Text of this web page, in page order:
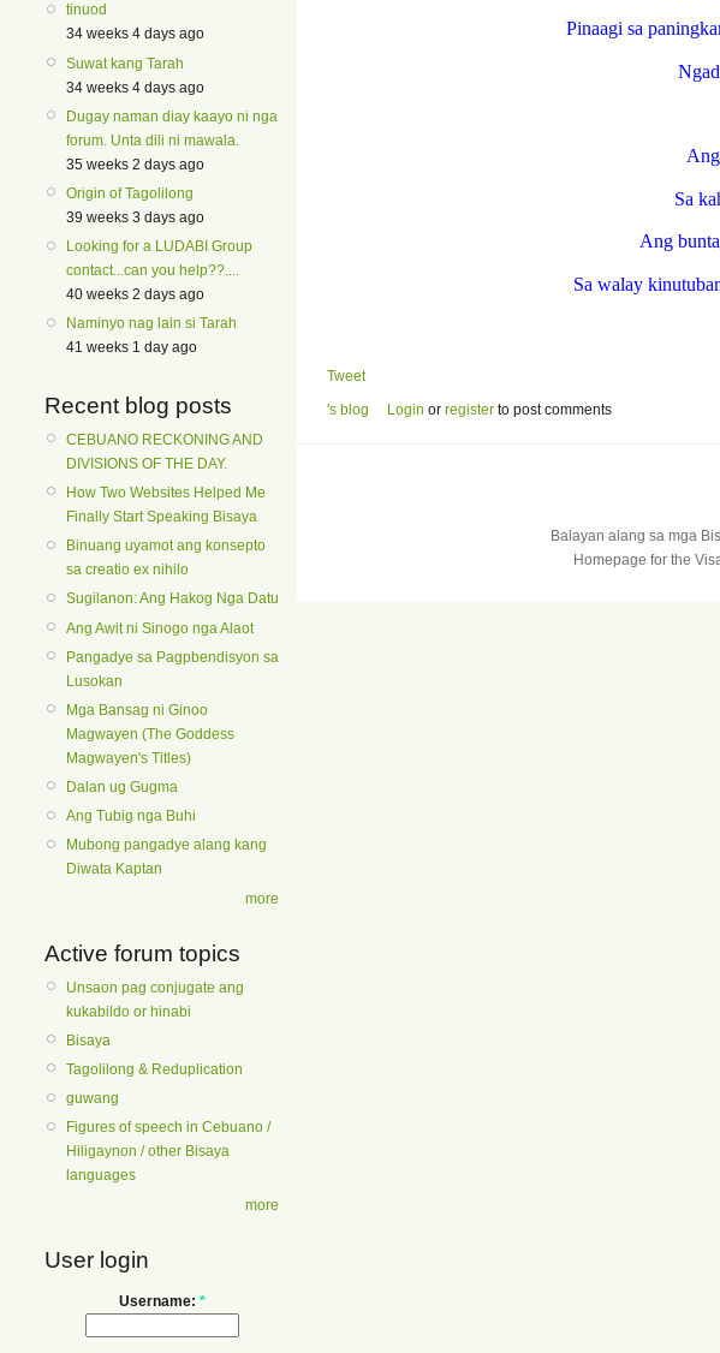
tinuod
34 weeks 4 days ago
Suwat kang Tarah
34 weeks 4 days ago
Dugay naman diay kaayo ni nga
forum. Unta dili ni mawala.
35 weeks 2 days ago
Origin of Tagolilong
39 weeks 3 days ago
Looking for a LUDABI Group
contact...can you help??....
40 weeks 2 days ago
Naminyo nag lain si Tarah
41 weeks 1 day ago
Recent blog posts
CEBUANO RECKONING AND
DIVISIONS OF THE DAY.
How Two Websites Helped Me
Finally Start Speaking Bisaya
Binuang uyamot ang konsepto
sa creatio ex nihilo
Sugilanon: Ang Hakog Nga Datu
Ang Awit ni Sinogo nga Alaot
Pangadye sa Pagpbendisyon sa
Lusokan
Mga Bansag ni Ginoo
Magwayen (The Goddess
Magwayen's Titles)
Dalan ug Gugma
Ang Tubig nga Buhi
Mubong pangadye alang kang
Diwata Kaptan
more
Active forum topics
Unsaon pag conjugate ang
kukabildo or hinabi
Bisaya
Tagolilong & Reduplication
guwang
Figures of speech in Cebuano /
Hiligaynon / other Bisaya
languages
more
User login
Username: *
Pinaagi sa
Sa
Ang
Sa walay
Tweet
's blog
Login or register to post comments
Balayan alang sa mga
Homepage for the